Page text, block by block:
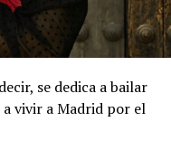
se dedica a bailar
a vivir a Madrid por el